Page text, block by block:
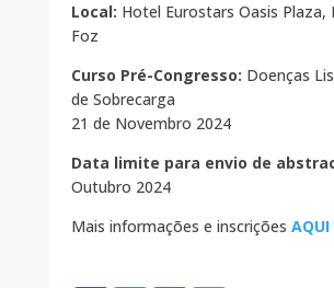
Local: Hotel Eurostars Oasis Plaza,
Foz
Curso Pré-Congresso: Doenças
de Sobrecarga
21 de Novembro 2024
Data limite para envio de
Outubro 2024
Mais informações e inscrições AQUI